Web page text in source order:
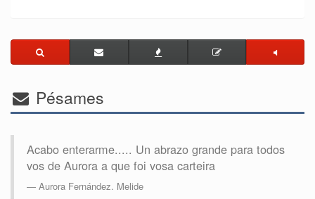
Pésames
Acabo enterarme..... Un abrazo grande para todos
vos de Aurora a que foi vosa carteira
Aurora Fernández. Melide